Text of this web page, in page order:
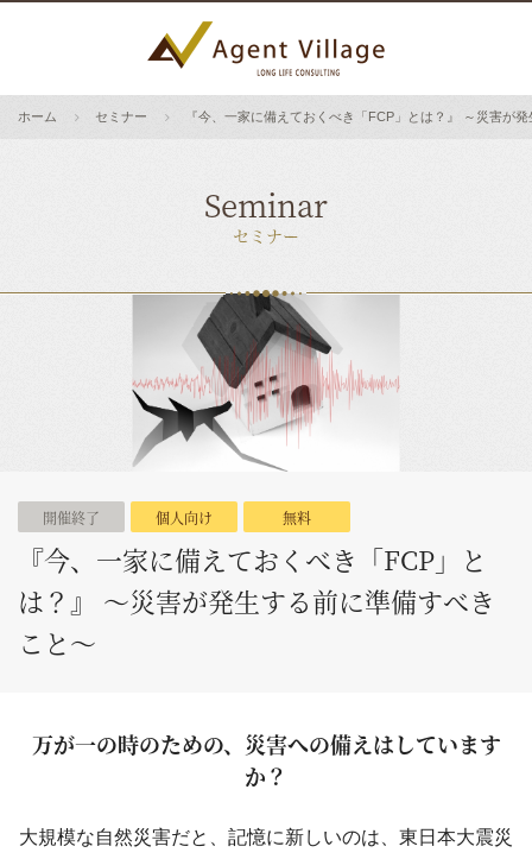
ホーム セミナー 『今、一家に備えておくべき「FCP」とは？』 ～災害が
Seminar
セミナー
開催終了 個人向け 無料
『今、一家に備えておくべき「FCP」と
は？』 ～災害が発生する前に準備すべき
こと～
万が一の時のための、災害への備えはしています
か？
大規模な自然災害だと、記憶に新しいのは、東日本大震災